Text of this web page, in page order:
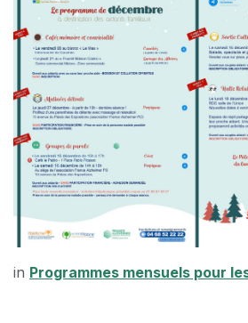
in Programmes mensuels pour